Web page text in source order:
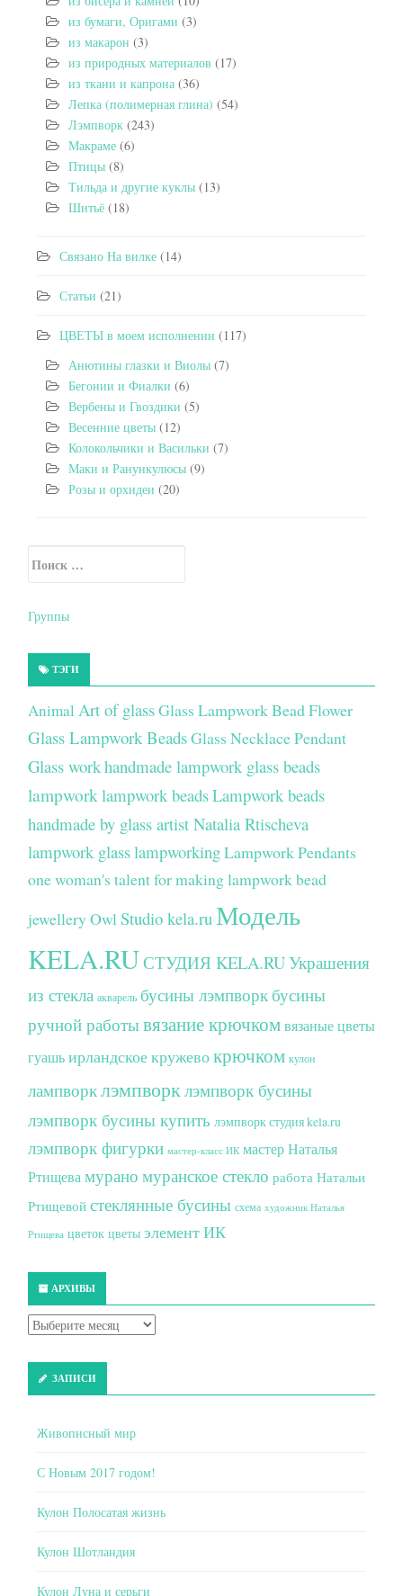
из бумаги, Оригами (3)
из макарон (3)
из природных материалов (17)
из ткани и капрона (36)
Лепка (полимерная глина) (54)
Лэмпворк (243)
Макраме (6)
Птицы (8)
Тильда и другие куклы (13)
Шитьё (18)
Связано На вилке (14)
Статьи (21)
ЦВЕТЫ в моем исполнении (117)
Анютины глазки и Виолы (7)
Бегонии и Фиалки (6)
Вербены и Гвоздики (5)
Весенние цветы (12)
Колокольчики и Васильки (7)
Маки и Ранункулюсы (9)
Розы и орхидеи (20)
Secondary Sidebar
Искать:
Группы
ТЭГИ
Animal Art of glassGlass Lampwork Bead Flower
Glass Lampwork BeadsGlass Necklace Pendant
Glass workhandmade lampwork glass beads
lampworklampwork beadsLampwork beads
handmade by glass artist Natalia Rtischeva
lampwork glasslampworkingLampwork Pendants
one woman's talent for making lampwork bead
jewelleryOwlStudio kela.ru Модель
KELA.RUСТУДИЯ KELA.RUУкрашения
из стекла акварель бусины лэмпворк бусины
ручной работывязание крючкомвязаные цветы
гуашьирландское кружевокрючком кулон
лампворклэмпворклэмпворк бусины
лэмпворк бусины купить лэмпворк студия kela.ru
лэмпворк фигурки мастер-класс ИК мастер Наталья
Ртищевамурано муранское стекло работа Натальи
Ртищевой стеклянные бусины схема художник Наталья
Ртищева цветок цветы элемент ИК
АРХИВЫ
ЗАПИСИ
Живописный мир
С Новым 2017 годом!
Кулон Полосатая жизнь
Кулон Шотландия
Кулон Луна и серьги